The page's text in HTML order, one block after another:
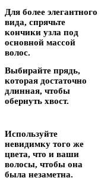
Для более элегантного
вида, спрячьте
кончики узла под
основной массой
волос.
Выбирайте прядь,
которая достаточно
длинная, чтобы
обернуть хвост.
Используйте
невидимку того же
цвета, что и ваши
волосы, чтобы она
была незаметна.